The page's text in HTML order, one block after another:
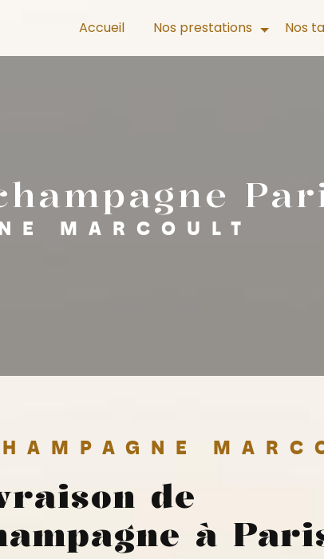
Accueil Nos prestations Nos
MARCOULT
de
à